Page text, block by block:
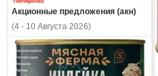
Акционные предложения (акн)
(4 - 10 Августа 2026)